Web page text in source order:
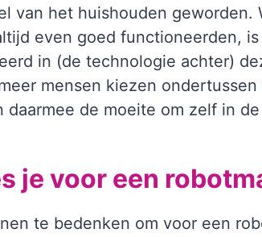
van het huishouden geworden.
even goed functioneerden,
in (de technologie achter)
mensen kiezen
daarmee de moeite om zelf in
je voor een
te bedenken om voor een